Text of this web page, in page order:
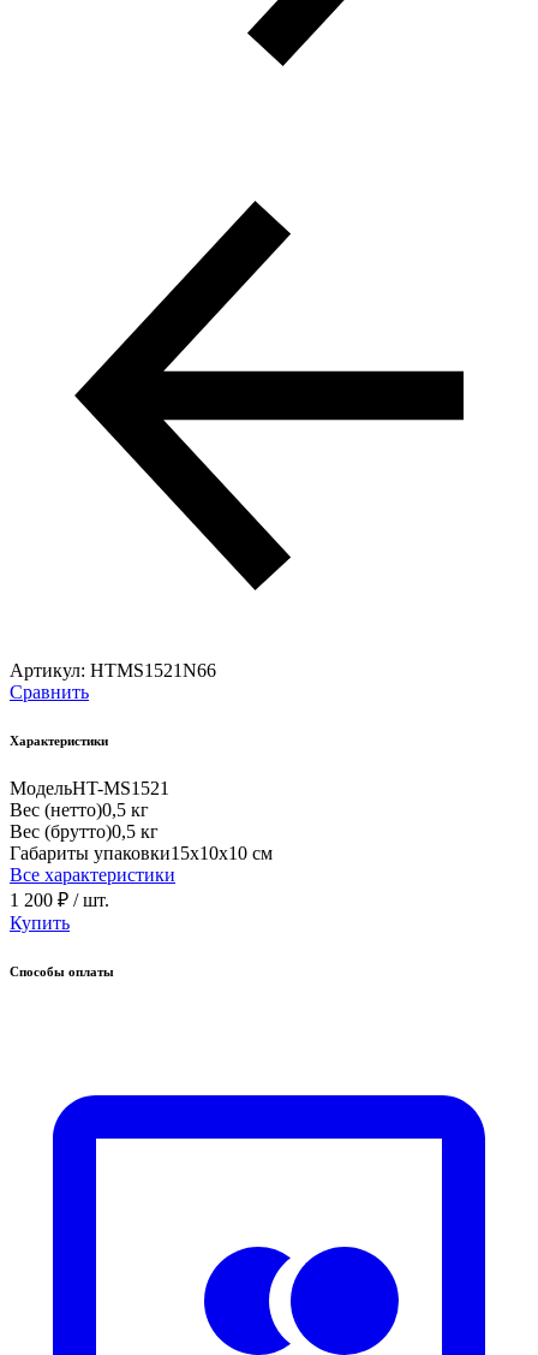
Артикул: HTMS1521N66
Сравнить
Характеристики
МодельHT-MS1521
Вес (нетто)0,5 кг
Вес (брутто)0,5 кг
Габариты упаковки15х10х10 см
Все характеристики
1 200 ₽ / шт.
Купить
Способы оплаты